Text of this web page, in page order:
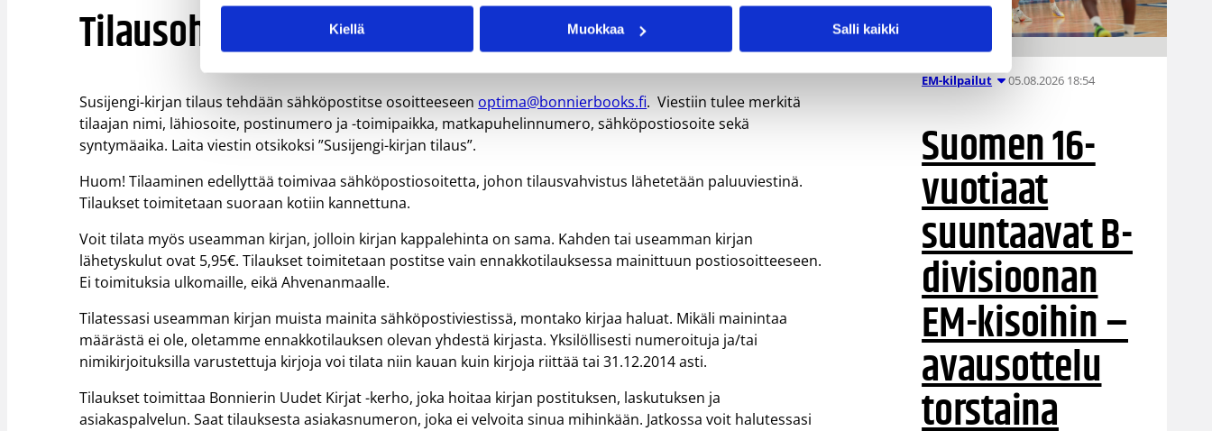
Kiellä Muokkaa Salli kaikki
Tilausohjeet
Susijengi-kirjan tilaus tehdään sähköpostitse osoitteeseenoptima@bonnierbooks.fi. Viestiin tulee merkitä
tilaajan nimi, lähiosoite, postinumero ja -toimipaikka, matkapuhelinnumero, sähköpostiosoite sekä
syntymäaika. Laita viestin otsikoksi ”Susijengi-kirjan tilaus”.
Huom! Tilaaminen edellyttää toimivaa sähköpostiosoitetta, johon tilausvahvistus lähetetään paluuviestinä.
Tilaukset toimitetaan suoraan kotiin kannettuna.
Voit tilata myös useamman kirjan, jolloin kirjan kappalehinta on sama. Kahden tai useamman kirjan
lähetyskulut ovat 5,95€. Tilaukset toimitetaan postitse vain ennakkotilauksessa mainittuun postiosoitteeseen.
Ei toimituksia ulkomaille, eikä Ahvenanmaalle.
Tilatessasi useamman kirjan muista mainita sähköpostiviestissä, montako kirjaa haluat. Mikäli mainintaa
määrästä ei ole, oletamme ennakkotilauksen olevan yhdestä kirjasta. Yksilöllisesti numeroituja ja/tai
nimikirjoituksilla varustettuja kirjoja voi tilata niin kauan kuin kirjoja riittää tai 31.12.2014 asti.
Tilaukset toimittaa Bonnierin Uudet Kirjat -kerho, joka hoitaa kirjan postituksen, laskutuksen ja
asiakaspalvelun. Saat tilauksesta asiakasnumeron, joka ei velvoita sinua mihinkään. Jatkossa voit halutessasi
EM-kilpailut 05.08.2026 18:54
Suomen 16-
vuotiaat
suuntaavat B-
divisioonan
EM-kisoihin –
avausottelu
torstaina